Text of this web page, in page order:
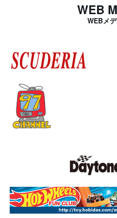
WEB
WEBメ